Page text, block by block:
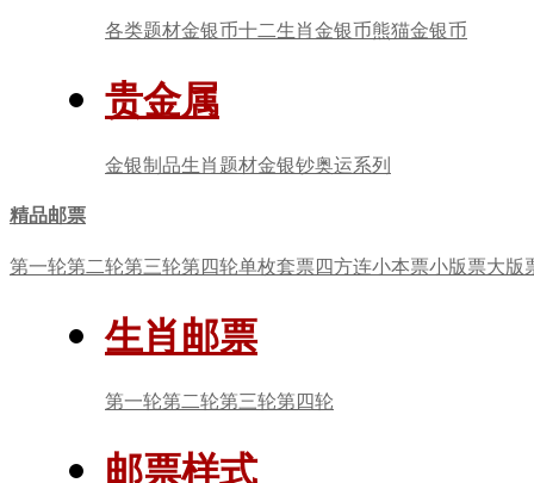
各类题材金银币十二生肖金银币熊猫金银币
贵金属
金银制品生肖题材金银钞奥运系列
精品邮票
第一轮第二轮第三轮第四轮单枚套票 四方连小本票小版票大版
生肖邮票
第一轮第二轮第三轮第四轮
邮票样式